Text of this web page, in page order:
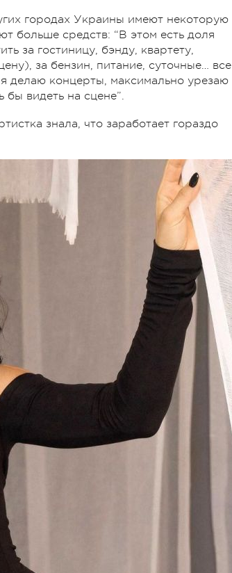
городах Украины имеют некоторую
больше средств: “В этом есть доля
за гостиницу, бэнду, квартету,
за бензин, питание, суточные… все
делаю концерты, максимально урезаю
бы видеть на сцене”.
знала, что заработает гораздо